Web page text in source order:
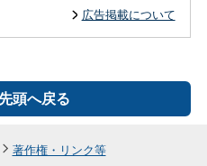
広告掲載について
頭へ戻る
著作権・リンク等